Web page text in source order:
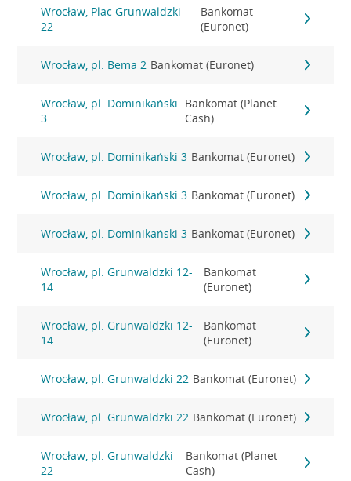
Wrocław, Plac Grunwaldzki
22
Bankomat
(Euronet)
Wrocław, pl. Bema 2 Bankomat (Euronet)
Wrocław, pl. Dominikański
3
Bankomat (Planet
Cash)
Wrocław, pl. Dominikański 3 Bankomat (Euronet)
Wrocław, pl. Dominikański 3 Bankomat (Euronet)
Wrocław, pl. Dominikański 3 Bankomat (Euronet)
Wrocław, pl. Grunwaldzki 12-
14
Bankomat
(Euronet)
Wrocław, pl. Grunwaldzki 12-
14
Bankomat
(Euronet)
Wrocław, pl. Grunwaldzki 22 Bankomat (Euronet)
Wrocław, pl. Grunwaldzki 22 Bankomat (Euronet)
Wrocław, pl. Grunwaldzki
22
Bankomat (Planet
Cash)